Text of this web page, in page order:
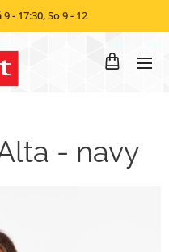
- 17:30, So 9 - 12
- navy